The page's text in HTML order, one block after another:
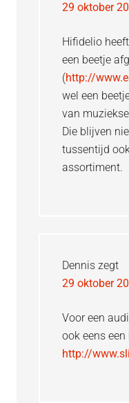
29 oktober
Hifidelio
een beetje
(http://
wel een
van
Die blijven
tussentijd
assortiment.
Dennis zegt
29 oktober
Voor een
ook eens
http://